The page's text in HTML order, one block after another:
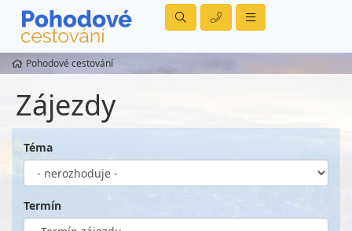
Pohodové cestování
Zájezdy
Téma
Termín